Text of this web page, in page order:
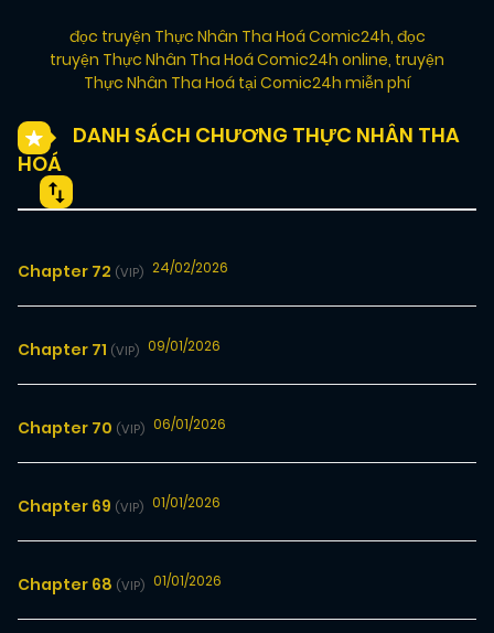
đọc truyện Thực Nhân Tha Hoá Comic24h, đọc
truyện Thực Nhân Tha Hoá Comic24h online, truyện
Thực Nhân Tha Hoá tại Comic24h miễn phí
DANH SÁCH CHƯƠNG THỰC NHÂN THA
HOÁ
Chapter 72 (VIP) 24/02/2026
Chapter 71 (VIP) 09/01/2026
Chapter 70 (VIP) 06/01/2026
Chapter 69 (VIP) 01/01/2026
Chapter 68 (VIP) 01/01/2026